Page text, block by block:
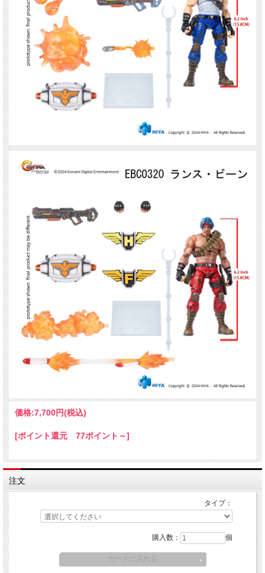
クラシックライフル
ピストル
ダガー
ハンドパーツ×2
ウェポンカプセル
ホーミングミサイル【H】シンボル
ホーミングミサイル エフェクト
ファイヤーガン【F】シンボル
●１タイプ入りです。タイプをお選びください。
EBC0319 ビル・ライザー、EBC0320 ランス・ビーン
※画像は試作品のため実際の商品と異なる場合がございます。
※可動部、はめ込み部は固い・緩い等、個体差・左右差がございます。
※パッケージにダメージがございます。何卒ご了承ください。
価格:7,700円(税込)
[ポイント還元 77ポイント～]
注文
タイプ：
購入数： 個